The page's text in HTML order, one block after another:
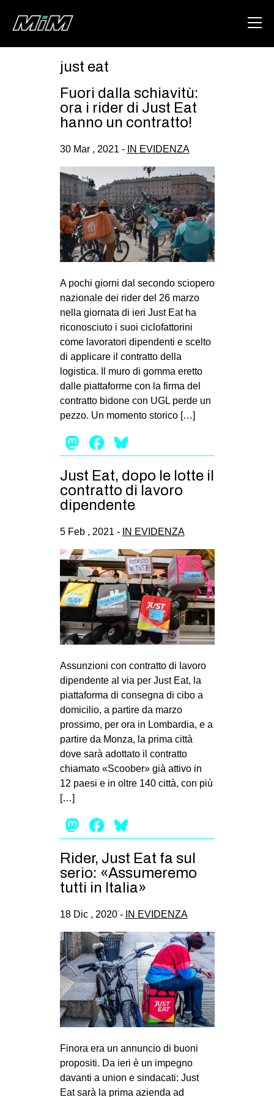
ABOUT
DEGENERAZIONE
GAZA FREESTYLE
CSOA LAMBRETTA
MSM
STUDENTI TSUNAMI
ZAM
MILANO
MOBILITAZIONI
SPAZI
SPORT POPOLARE
MOVIMENTI
AMBIENTE
ANTIFASCISMO
MIGRAZIONI
PRECARIATO
STUDENTI
CULTURE
ARTE
CINEMA
MANIFESTI
MUSICA
RECENSIONI
INTERNAZIONALE
AFRICA
ESTREMO ORIENTE
EUROPA
EVENTI
in
Fb
tw
bsky
ms
SEARCH
just eat
Fuori dalla schiavitù:
ora i rider di Just Eat
hanno un contratto!
30 Mar , 2021 - IN EVIDENZA
A pochi giorni dal secondo sciopero
nazionale dei rider del 26 marzo
nella giornata di ieri Just Eat ha
riconosciuto i suoi ciclofattorini
come lavoratori dipendenti e scelto
di applicare il contratto della
logistica. Il muro di gomma eretto
dalle piattaforme con la firma del
contratto bidone con UGL perde un
pezzo. Un momento storico […]
Mastodon
Facebook
Just Eat, dopo le lotte il
contratto di lavoro
dipendente
5 Feb , 2021 - IN EVIDENZA
Assunzioni con contratto di lavoro
dipendente al via per Just Eat, la
piattaforma di consegna di cibo a
domicilio, a partire da marzo
prossimo, per ora in Lombardia, e a
partire da Monza, la prima città
dove sarà adottato il contratto
chiamato «Scoober» già attivo in
12 paesi e in oltre 140 città, con più
[…]
Mastodon
Facebook
Rider, Just Eat fa sul
serio: «Assumeremo
tutti in Italia»
18 Dic , 2020 - IN EVIDENZA
Finora era un annuncio di buoni
propositi. Da ieri è un impegno
davanti a union e sindacati: Just
Eat sarà la prima azienda ad